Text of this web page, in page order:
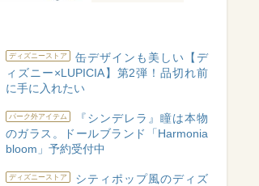
ディズニーストア
缶デザインも美しい【デ
ィズニー×LUPICIA】第2弾！品切れ前
に手に入れたい
パーク外アイテム
『シンデレラ』瞳は本物
のガラス。ドールブランド「Harmonia
bloom」予約受付中
ディズニーストア
シティポップ風のディズ